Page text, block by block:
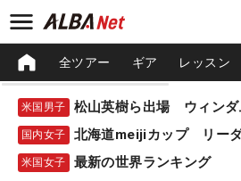
全ツアー ギア レッスン
米国男子
国内女子 北海道meijiカップ リー
米国女子 最新の世界ランキング